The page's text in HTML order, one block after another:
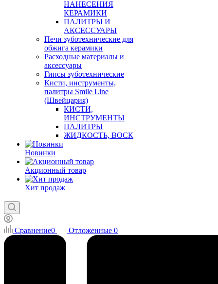
НАНЕСЕНИЯ
КЕРАМИКИ
ПАЛИТРЫ И
АКСЕССУАРЫ
Печи зуботехнические для
обжига керамики
Расходные материалы и
аксессуары
Гипсы зуботехнические
Кисти, инструменты,
палитры Smile Line
(Швейцария)
КИСТИ,
ИНСТРУМЕНТЫ
ПАЛИТРЫ
ЖИДКОСТЬ, ВОСК
Новинки
Акционный товар
Хит продаж
Сравнение0 Отложенные 0